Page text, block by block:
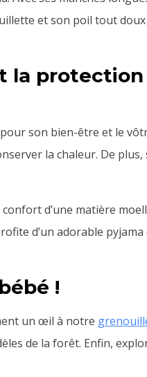
et son poil tout doux
la protection
son bien-être et le
la chaleur. De plus,
d’une matière
d’un adorable pyjama
!
un œil à notre
de la forêt. Enfin,